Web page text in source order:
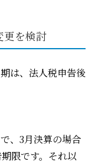
更を検討
は、法人税申告後
、 3月決算の場合
限です。それ以